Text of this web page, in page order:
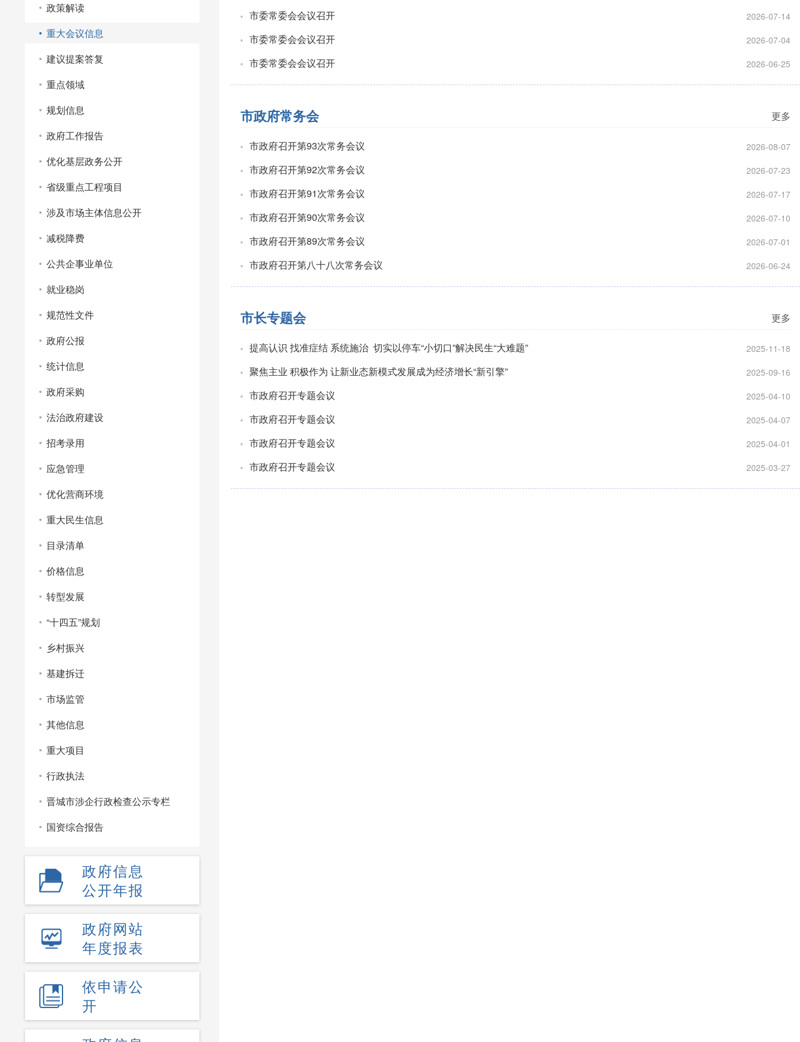
政策解读
重大会议信息
建议提案答复
重点领域
规划信息
政府工作报告
优化基层政务公开
省级重点工程项目
涉及市场主体信息公开
减税降费
公共企事业单位
就业稳岗
规范性文件
政府公报
统计信息
政府采购
法治政府建设
招考录用
应急管理
优化营商环境
重大民生信息
目录清单
价格信息
转型发展
“十四五”规划
乡村振兴
基建拆迁
市场监管
其他信息
重大项目
行政执法
晋城市涉企行政检查公示专栏
国资综合报告
政府信息
公开年报
政府网站
年度报表
依申请公
开
市委常委会会议召开 2026-07-14
市委常委会会议召开 2026-07-04
市委常委会会议召开 2026-06-25
市政府常务会 更多
市政府召开第93次常务会议 2026-08-07
市政府召开第92次常务会议 2026-07-23
市政府召开第91次常务会议 2026-07-17
市政府召开第90次常务会议 2026-07-10
市政府召开第89次常务会议 2026-07-01
市政府召开第八十八次常务会议 2026-06-24
市长专题会 更多
提高认识 找准症结 系统施治 ​切实以停车“小切口”解决民生“大难题” 2025-11-18
聚焦主业 积极作为 让新业态新模式发展成为经济增长“新引擎” 2025-09-16
市政府召开专题会议 2025-04-10
市政府召开专题会议 2025-04-07
市政府召开专题会议 2025-04-01
市政府召开专题会议 2025-03-27